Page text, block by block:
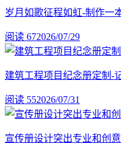
岁月如歌征程如虹-制作一
阅读 672026/07/29
建筑工程项目纪念册定制-
阅读 552026/07/31
宣传册设计突出专业和创